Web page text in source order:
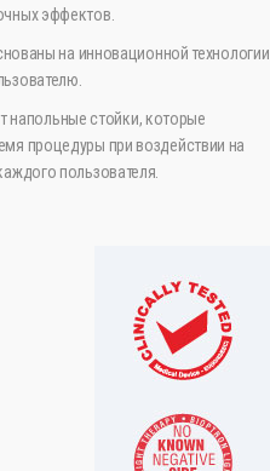
эффектов.
на инновационной технологии
напольные стойки, которые
процедуры при воздействии на
пользователя.